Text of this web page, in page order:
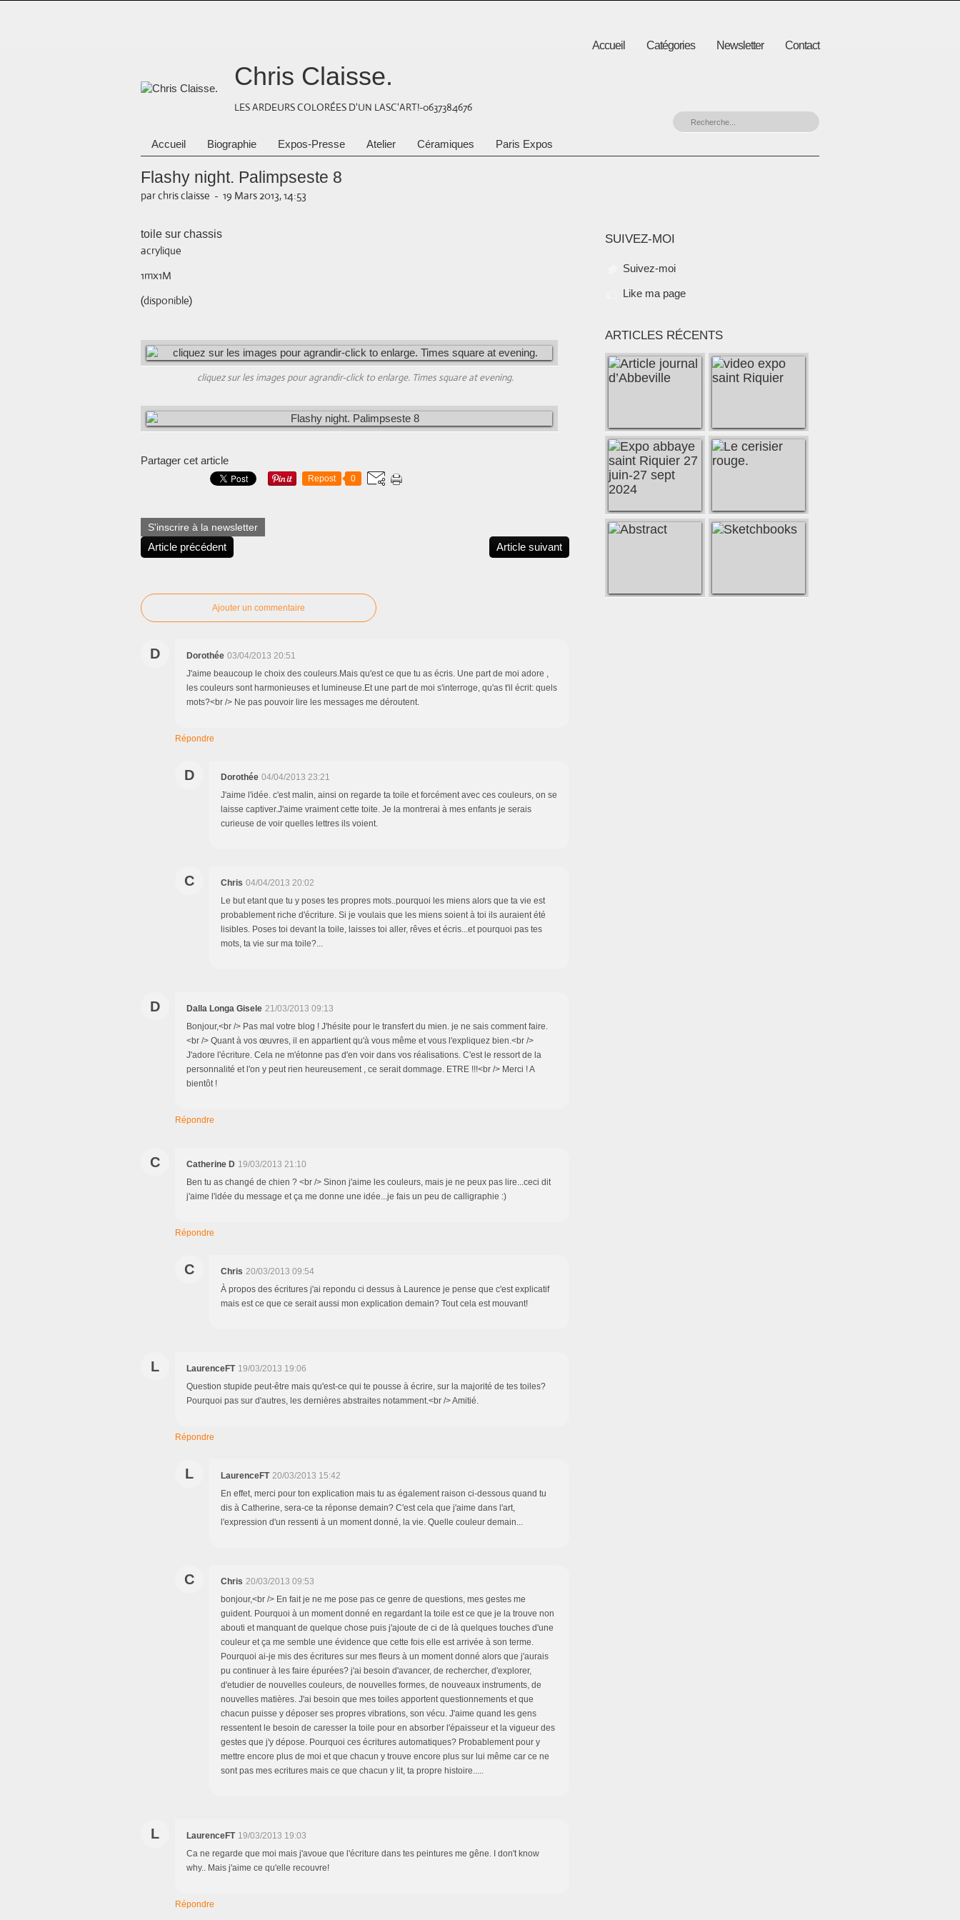
Accueil Catégories Newsletter Contact
Chris Claisse.
LES ARDEURS COLORÉES D'UN LASC'ART!-0637384676
Accueil Biographie Expos-Presse Atelier Céramiques Paris Expos
Flashy night. Palimpseste 8
par chris claisse - 19 Mars 2013, 14:53
toile sur chassis
acrylique
1mx1M
(disponible)
cliquez sur les images pour agrandir-click to enlarge. Times square at evening.
Partager cet article
Repost 0
S'inscrire à la newsletter
Article précédent Article suivant
Ajouter un commentaire
D Dorothée 03/04/2013 20:51
J'aime beaucoup le choix des couleurs.Mais qu'est ce que tu as écris. Une part de moi adore ,
les couleurs sont harmonieuses et lumineuse.Et une part de moi s'interroge, qu'as t'il écrit: quels
mots?<br /> Ne pas pouvoir lire les messages me déroutent.
Répondre
D Dorothée 04/04/2013 23:21
J'aime l'idée. c'est malin, ainsi on regarde ta toile et forcément avec ces couleurs, on se
laisse captiver.J'aime vraiment cette toite. Je la montrerai à mes enfants je serais
curieuse de voir quelles lettres ils voient.
C Chris 04/04/2013 20:02
Le but etant que tu y poses tes propres mots..pourquoi les miens alors que ta vie est
probablement riche d'écriture. Si je voulais que les miens soient à toi ils auraient été
lisibles. Poses toi devant la toile, laisses toi aller, rêves et écris...et pourquoi pas tes
mots, ta vie sur ma toile?...
D Dalla Longa Gisele 21/03/2013 09:13
Bonjour,<br /> Pas mal votre blog ! J'hésite pour le transfert du mien. je ne sais comment faire.
<br /> Quant à vos œuvres, il en appartient qu'à vous même et vous l'expliquez bien.<br />
J'adore l'écriture. Cela ne m'étonne pas d'en voir dans vos réalisations. C'est le ressort de la
personnalité et l'on y peut rien heureusement , ce serait dommage. ETRE !!!<br /> Merci ! A
bientôt !
Répondre
C Catherine D 19/03/2013 21:10
Ben tu as changé de chien ? <br /> Sinon j'aime les couleurs, mais je ne peux pas lire...ceci dit
j'aime l'idée du message et ça me donne une idée...je fais un peu de calligraphie :)
Répondre
C Chris 20/03/2013 09:54
À propos des écritures j'ai repondu ci dessus à Laurence je pense que c'est explicatif
mais est ce que ce serait aussi mon explication demain? Tout cela est mouvant!
L LaurenceFT 19/03/2013 19:06
Question stupide peut-être mais qu'est-ce qui te pousse à écrire, sur la majorité de tes toiles?
Pourquoi pas sur d'autres, les dernières abstraites notamment.<br /> Amitié.
Répondre
L LaurenceFT 20/03/2013 15:42
En effet, merci pour ton explication mais tu as également raison ci-dessous quand tu
dis à Catherine, sera-ce ta réponse demain? C'est cela que j'aime dans l'art,
l'expression d'un ressenti à un moment donné, la vie. Quelle couleur demain...
C Chris 20/03/2013 09:53
bonjour,<br /> En fait je ne me pose pas ce genre de questions, mes gestes me
guident. Pourquoi à un moment donné en regardant la toile est ce que je la trouve non
abouti et manquant de quelque chose puis j'ajoute de ci de là quelques touches d'une
couleur et ça me semble une évidence que cette fois elle est arrivée à son terme.
Pourquoi ai-je mis des écritures sur mes fleurs à un moment donné alors que j'aurais
pu continuer à les faire épurées? j'ai besoin d'avancer, de rechercher, d'explorer,
d'etudier de nouvelles couleurs, de nouvelles formes, de nouveaux instruments, de
nouvelles matières. J'ai besoin que mes toiles apportent questionnements et que
chacun puisse y déposer ses propres vibrations, son vécu. J'aime quand les gens
ressentent le besoin de caresser la toile pour en absorber l'épaisseur et la vigueur des
gestes que j'y dépose. Pourquoi ces écritures automatiques? Probablement pour y
mettre encore plus de moi et que chacun y trouve encore plus sur lui même car ce ne
sont pas mes ecritures mais ce que chacun y lit, ta propre histoire.....
L LaurenceFT 19/03/2013 19:03
Ca ne regarde que moi mais j'avoue que l'écriture dans tes peintures me gêne. I don't know
why.. Mais j'aime ce qu'elle recouvre!
Répondre
SUIVEZ-MOI
Suivez-moi
Like ma page
ARTICLES RÉCENTS